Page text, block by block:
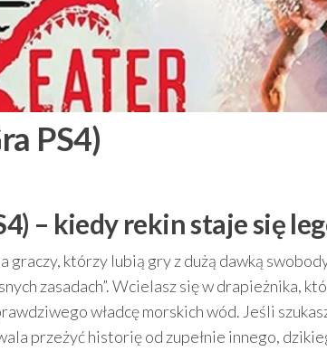
PS4)
– kiedy rekin staje się
graczy, którzy lubią gry z dużą dawką
zasadach”. Wcielasz się w drapieżnika,
władcę morskich wód. Jeśli
przeżyć historię od zupełnie innego,